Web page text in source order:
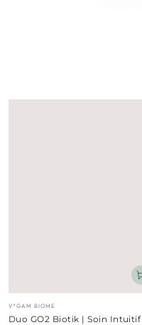
Fournisseur:
V*GAM BIOME
Duo GO2 Biotik | Soin Intuitif